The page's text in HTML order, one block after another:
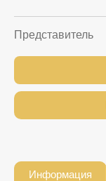
Представитель
Информация